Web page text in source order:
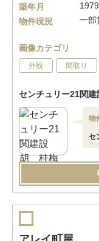
築年月
物件現況
一部
画像カテゴリ
外観 間取り
センチュリー21関建
物
セ